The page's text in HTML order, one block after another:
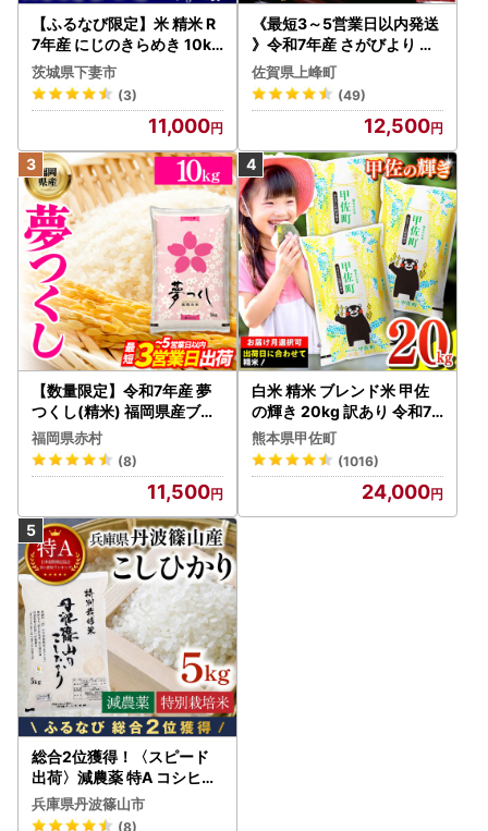
【ふるなび限定】米 精米 R
7年産 にじのきらめき 10kg
10月 FN-Limited-PR
茨城県下妻市
(3)
11,000
《最短3～5営業日以内発送
》令和7年産 さがびより 佐
賀県産（精米）10kg
佐賀県上峰町
(49)
12,500
【数量限定】令和7年産 夢
つくし(精米) 福岡県産ブラ
ンド米 10kg (品番:3X11R7)
福岡県赤村
(8)
11,500
白米 精米 ブレンド米 甲佐
の輝き 20kg 訳あり 令和7
年産 【価格改定ZS】
熊本県甲佐町
(1016)
24,000
総合2位獲得！〈スピード
出荷〉減農薬 特A コシヒカ
リ 5kg 丹波篠山産 特別栽培
米 こしひかり
兵庫県丹波篠山市
(8)